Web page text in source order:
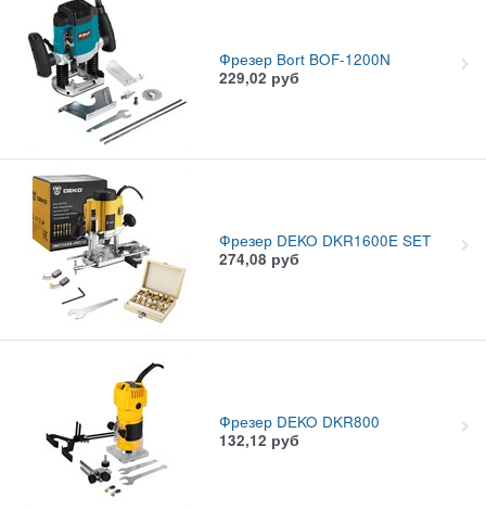
Фрезер Bort BOF-1200N
229,02 руб
Фрезер DEKO DKR1600E SET
274,08 руб
Фрезер DEKO DKR800
132,12 руб